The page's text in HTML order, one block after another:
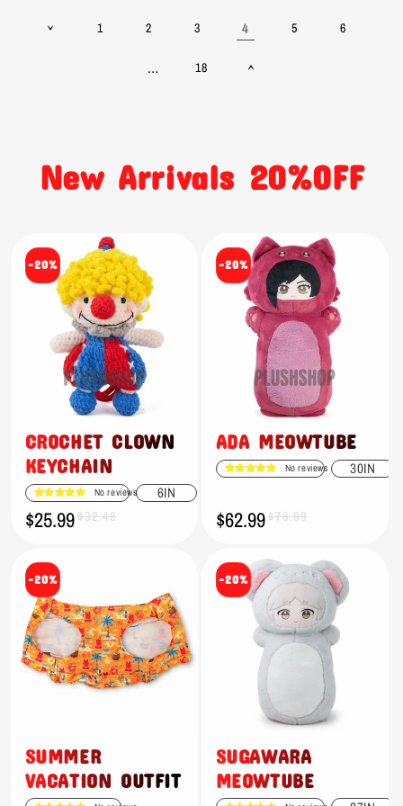
1 2 3 4 5 6
… 18
New Arrivals 20%OFF
-20%
CROCHET CLOWN
KEYCHAIN
No reviews 6IN
Prix
promotionnel
$25.99
Prix
habituel
$32.48
-20%
ADA MEOWTUBE
No reviews 30IN
Prix
promotionnel
$62.99
Prix
habituel
$78.99
-20%
SUMMER
VACATION OUTFIT
-20%
SUGAWARA
MEOWTUBE